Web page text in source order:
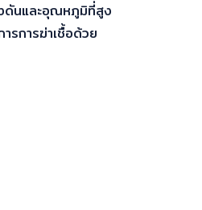
ดันและอุณหภูมิที่สูง
รการฆ่าเชื้อด้วย